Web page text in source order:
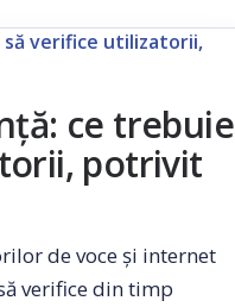
ce trebuie
potrivit
de voce și internet
verifice din timp